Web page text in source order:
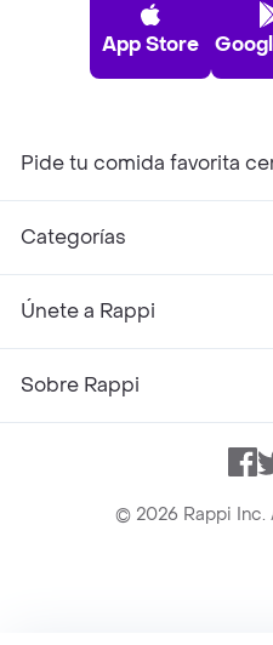
App Store
Pide tu comida favorita
Categorías
Únete a Rappi
Sobre Rappi
© 2026 Rappi